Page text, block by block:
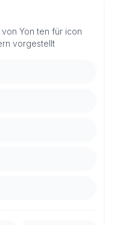
Yon ten für icon
vorgestellt